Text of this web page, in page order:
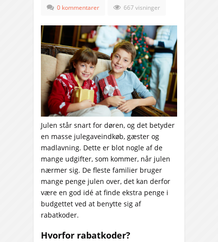
0 kommentarer 667 visninger
Julen står snart for døren, og det betyder
en masse julegaveindkøb, gæster og
madlavning. Dette er blot nogle af de
mange udgifter, som kommer, når julen
nærmer sig. De fleste familier bruger
mange penge julen over, det kan derfor
være en god idé at finde ekstra penge i
budgettet ved at benytte sig af
rabatkoder.
Hvorfor rabatkoder?